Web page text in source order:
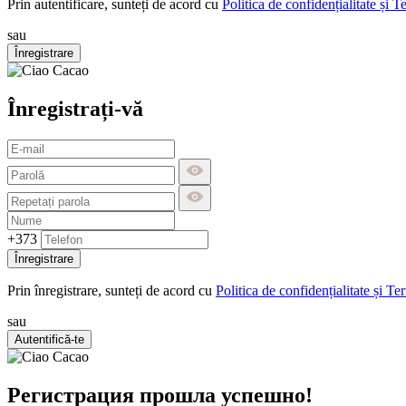
Prin autentificare, sunteți de acord cu Politica de confidențialitate și
sau
Înregistrare
Înregistrați-vă
+373
Înregistrare
Prin înregistrare, sunteți de acord cu Politica de confidențialitate și
sau
Autentifică-te
Регистрация прошла успешно!